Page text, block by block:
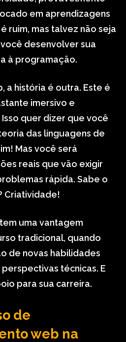
em aprendizagens
ruim, mas talvez não seja
desenvolver sua
à programação.
a história é outra. Este é
imersivo e
quer dizer que você
das linguagens de
Mas você será
reais que vão exigir
rápida. Sabe o
Criatividade!
uma vantagem
tradicional, quando
de novas habilidades
técnicas. E
para sua carreira.
de
web na